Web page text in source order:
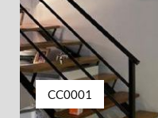
CC0001